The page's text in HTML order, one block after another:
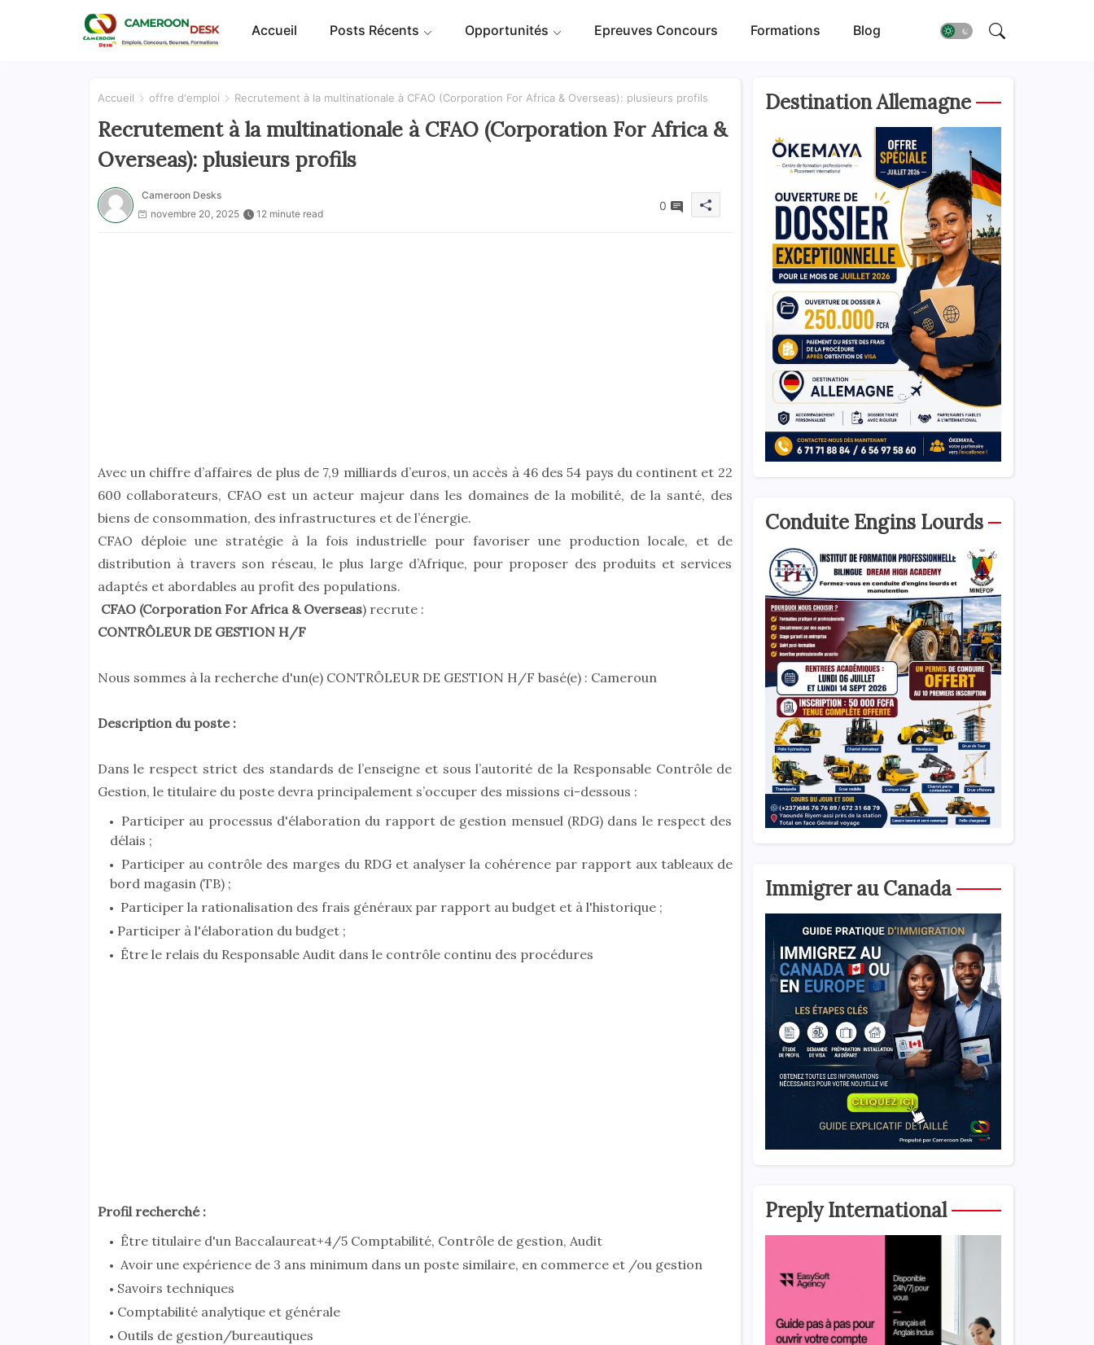
Accueil Posts Récents Opportunités Epreuves Concours Formations Blog
Accueil offre d'emploi Recrutement à la multinationale à CFAO (Corporation For Africa & Overseas): plusieurs profils
Recrutement à la multinationale à CFAO (Corporation For Africa &
Overseas): plusieurs profils
Cameroon Desks
novembre 20, 2025
12 minute read
0
Avec un chiffre d’affaires de plus de 7,9 milliards d’euros, un accès à 46 des 54 pays du continent et 22
600 collaborateurs, CFAO est un acteur majeur dans les domaines de la mobilité, de la santé, des
biens de consommation, des infrastructures et de l’énergie.
CFAO déploie une stratégie à la fois industrielle pour favoriser une production locale, et de
distribution à travers son réseau, le plus large d’Afrique, pour proposer des produits et services
adaptés et abordables au profit des populations.
CFAO (Corporation For Africa & Overseas) recrute :
CONTRÔLEUR DE GESTION H/F
Nous sommes à la recherche d'un(e) CONTRÔLEUR DE GESTION H/F basé(e) : Cameroun
Description du poste :
Dans le respect strict des standards de l’enseigne et sous l’autorité de la Responsable Contrôle de
Gestion, le titulaire du poste devra principalement s’occuper des missions ci-dessous :
Participer au processus d'élaboration du rapport de gestion mensuel (RDG) dans le respect des
délais ;
Participer au contrôle des marges du RDG et analyser la cohérence par rapport aux tableaux de
bord magasin (TB) ;
Participer la rationalisation des frais généraux par rapport au budget et à l'historique ;
Participer à l'élaboration du budget ;
Être le relais du Responsable Audit dans le contrôle continu des procédures
Profil recherché :
Être titulaire d'un Baccalaureat+4/5 Comptabilité, Contrôle de gestion, Audit
Avoir une expérience de 3 ans minimum dans un poste similaire, en commerce et /ou gestion
Savoirs techniques
Comptabilité analytique et générale
Outils de gestion/bureautiques
Destination Allemagne
Conduite Engins Lourds
Immigrer au Canada
Preply International